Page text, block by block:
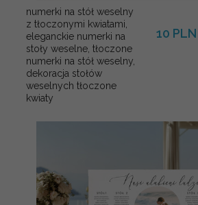
numerki na stół weselny
z tłoczonymi kwiatami,
eleganckie numerki na
stoły weselne, tłoczone
numerki na stół weselny,
dekoracja stołów
weselnych tłoczone
kwiaty
10 PLN